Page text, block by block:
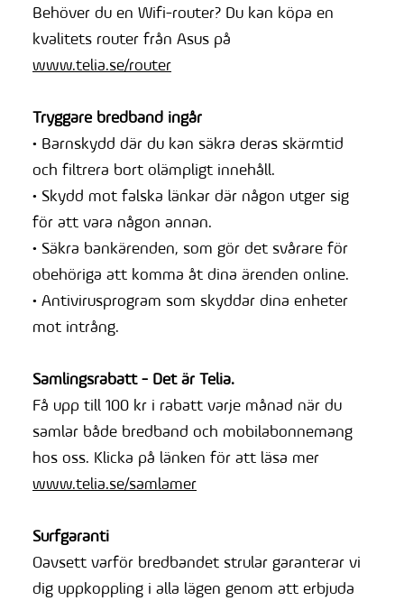
Behöver du en Wifi-router? Du kan köpa en
kvalitets router från Asus på
www.telia.se/router
Tryggare bredband ingår
• Barnskydd där du kan säkra deras skärmtid
och filtrera bort olämpligt innehåll.
• Skydd mot falska länkar där någon utger sig
för att vara någon annan.
• Säkra bankärenden, som gör det svårare för
obehöriga att komma åt dina ärenden online.
• Antivirusprogram som skyddar dina enheter
mot intrång.
Samlingsrabatt - Det är Telia.
Få upp till 100 kr i rabatt varje månad när du
samlar både bredband och mobilabonnemang
hos oss. Klicka på länken för att läsa mer
www.telia.se/samlamer
Surfgaranti
Oavsett varför bredbandet strular garanterar vi
dig uppkoppling i alla lägen genom att erbjuda